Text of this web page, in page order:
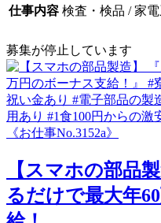
仕事内容 検査・検品 / 家
募集が停止しています
【スマホの部品
るだけで最大年